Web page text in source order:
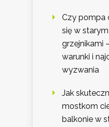
Czy pompa
się w
grzejnikami
warunki i
wyzwania
Jak
mostkom
balkonie w